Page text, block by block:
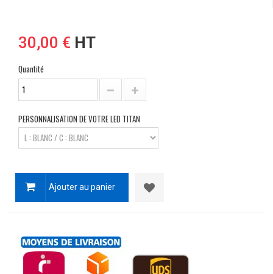
30,00 € HT
Quantité
PERSONNALISATION DE VOTRE LED TITAN
Ajouter au panier